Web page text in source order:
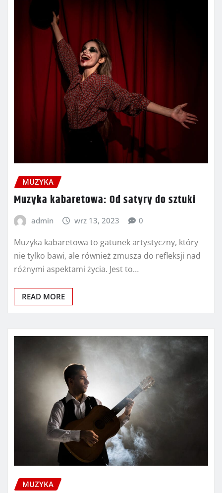
MUZYKA
Muzyka kabaretowa: Od satyry do sztuki
admin wrz 13, 2023 0
Muzyka kabaretowa to gatunek artystyczny, który
nie tylko bawi, ale również zmusza do refleksji nad
różnymi aspektami życia. Jest to…
READ MORE
MUZYKA